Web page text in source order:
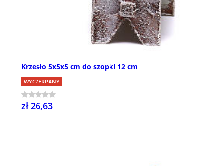
Krzesło 5x5x5 cm do szopki 12 cm
WYCZERPANY
zł 26,63